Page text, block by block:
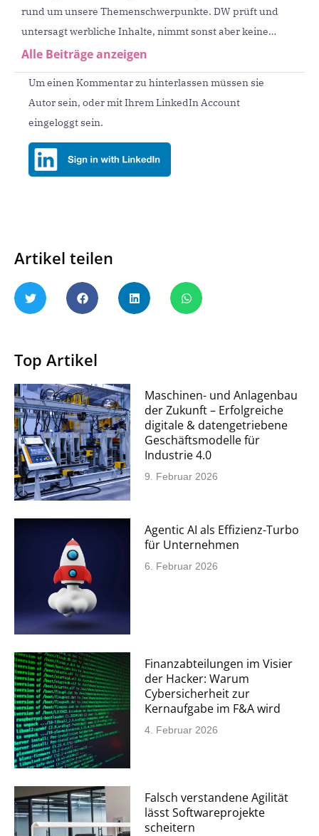
rund um unsere Themenschwerpunkte. DW prüft und
untersagt werbliche Inhalte, nimmt sonst aber keine
redaktionellen Korrekturen oder Eingriffe vor.
Alle Beiträge anzeigen
Um einen Kommentar zu hinterlassen müssen sie
Autor sein, oder mit Ihrem LinkedIn Account
eingeloggt sein.
Artikel teilen
Top Artikel
Maschinen- und Anlagenbau
der Zukunft – Erfolgreiche
digitale & datengetriebene
Geschäftsmodelle für
Industrie 4.0
9. Februar 2026
Agentic AI als Effizienz-Turbo
für Unternehmen
6. Februar 2026
Finanzabteilungen im Visier
der Hacker: Warum
Cybersicherheit zur
Kernaufgabe im F&A wird
4. Februar 2026
Falsch verstandene Agilität
lässt Softwareprojekte
scheitern